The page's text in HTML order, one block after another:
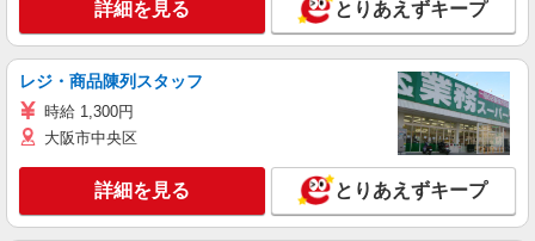
詳細を見る とりあえずキープ
レジ・商品陳列スタッフ
時給 1,300円
大阪市中央区
詳細を見る とりあえずキープ